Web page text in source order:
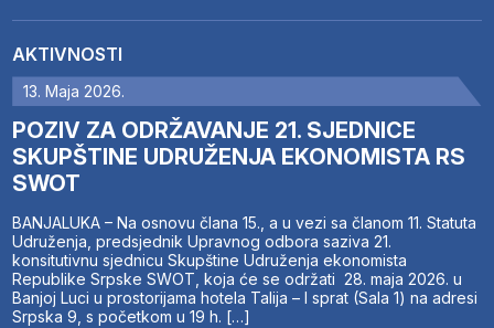
AKTIVNOSTI
13. Maja 2026.
POZIV ZA ODRŽAVANJE 21. SJEDNICE
SKUPŠTINE UDRUŽENJA EKONOMISTA RS
SWOT
BANJALUKA – Na osnovu člana 15., a u vezi sa članom 11. Statuta
Udruženja, predsjednik Upravnog odbora saziva 21.
konsitutivnu sjednicu Skupštine Udruženja ekonomista
Republike Srpske SWOT, koja će se održati 28. maja 2026. u
Banjoj Luci u prostorijama hotela Talija – I sprat (Sala 1) na adresi
Srpska 9, s početkom u 19 h. […]